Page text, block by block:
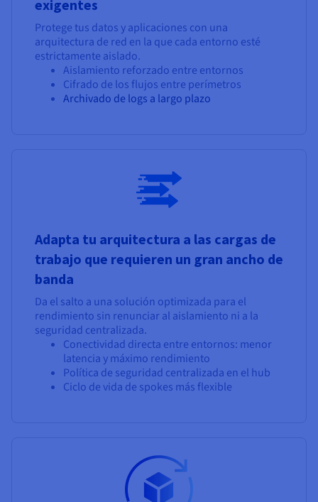
exigentes
Protege tus datos y aplicaciones con una
arquitectura de red en la que cada entorno esté
estrictamente aislado.
Aislamiento reforzado entre entornos
Cifrado de los flujos entre perímetros
Archivado de logs a largo plazo
Adapta tu arquitectura a las cargas de
trabajo que requieren un gran ancho de
banda
Da el salto a una solución optimizada para el
rendimiento sin renunciar al aislamiento ni a la
seguridad centralizada.
Conectividad directa entre entornos: menor
latencia y máximo rendimiento
Política de seguridad centralizada en el hub
Ciclo de vida de spokes más flexible